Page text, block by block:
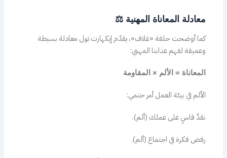
معادلة المعاناة المهنية ⚖️
كما أوضحت حلقة «غلاف»، يقدّم إيكهارت تول معادلة بسيطة
وعميقة لفهم عذابنا المهني:
المعاناة = الألم × المقاومة
الألم في بيئة العمل أمر حتمي:
نقدٌ قاسٍ على عملك (ألم).
رفض فكرة في اجتماع (ألم).